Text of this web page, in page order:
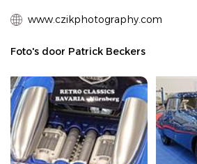
www.czikphotography.com
Foto's door Patrick Beckers